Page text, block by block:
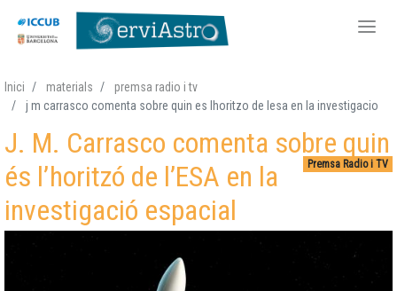
al
Inici materials
premsa radio i tv
j m carrasco comenta sobre quin es lhoritzo de lesa en la investigacio
Premsa Radio i TV
J. M. Carrasco comenta sobre quin
és l’horitzó de l’ESA en la
investigació espacial